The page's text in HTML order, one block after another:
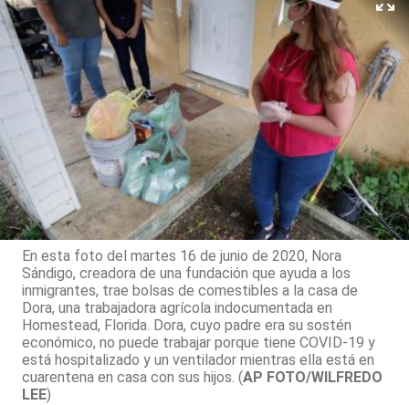
En esta foto del martes 16 de junio de 2020, Nora
Sándigo, creadora de una fundación que ayuda a los
inmigrantes, trae bolsas de comestibles a la casa de
Dora, una trabajadora agrícola indocumentada en
Homestead, Florida. Dora, cuyo padre era su sostén
económico, no puede trabajar porque tiene COVID-19 y
está hospitalizado y un ventilador mientras ella está en
cuarentena en casa con sus hijos. (AP FOTO/WILFREDO
LEE)